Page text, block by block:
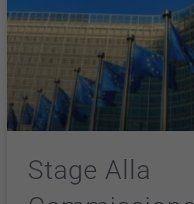
Stage Alla